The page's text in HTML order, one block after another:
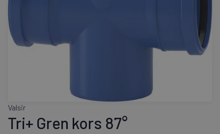
Valsir
Tri+ Gren kors 87°